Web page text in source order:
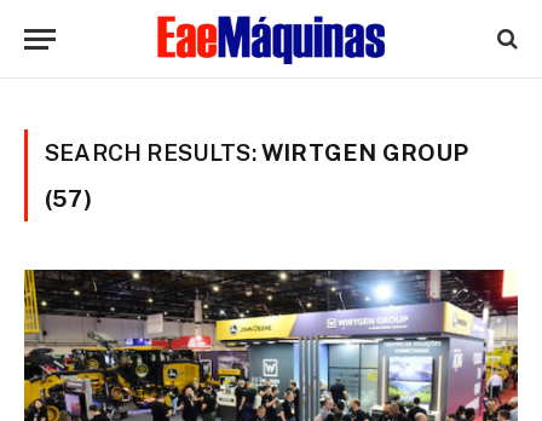
SEARCH RESULTS:WIRTGEN GROUP
(57)